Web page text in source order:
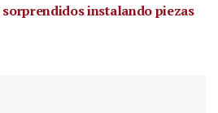
sorprendidos instalando piezas